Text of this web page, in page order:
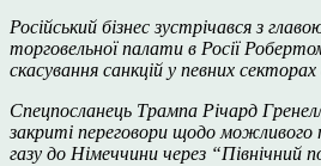
Російський бізнес зустрічався з
торговельної палати в Росії
скасування санкцій у певних секторах
Спецпосланець Трампа Річард
закриті переговори щодо можливого
газу до Німеччини через “Північний